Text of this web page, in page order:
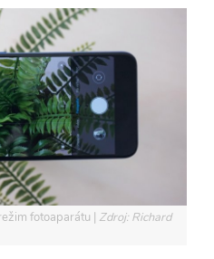
fotoaparátu
Zdroj: Richard